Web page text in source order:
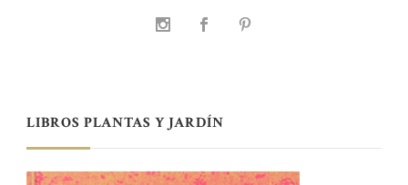
LIBROS PLANTAS Y JARDÍN